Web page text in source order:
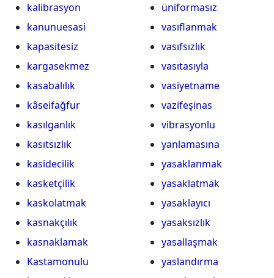
kalibrasyon
kanunuesasi
kapasitesiz
kargasekmez
kasabalılık
kâseifağfur
kasılganlık
kasıtsızlık
kasidecilik
kasketçilik
kaskolatmak
kasnakçılık
kasnaklamak
Kastamonulu
üniformasız
vasıflanmak
vasıfsızlık
vasıtasıyla
vasiyetname
vazifeşinas
vibrasyonlu
yanlamasına
yasaklanmak
yasaklatmak
yasaklayıcı
yasaksızlık
yasallaşmak
yaslandırma